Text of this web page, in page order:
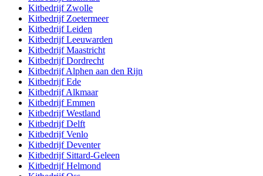
Kitbedrijf Zwolle
Kitbedrijf Zoetermeer
KitbedrijfLeiden
KitbedrijfLeeuwarden
KitbedrijfMaastricht
KitbedrijfDordrecht
KitbedrijfAlphen aan den Rijn
KitbedrijfEde
KitbedrijfAlkmaar
KitbedrijfEmmen
KitbedrijfWestland
KitbedrijfDelft
KitbedrijfVenlo
KitbedrijfDeventer
Kitbedrijf Sittard-Geleen
KitbedrijfHelmond